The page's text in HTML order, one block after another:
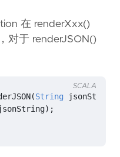
在 renderXxx()
对于 renderJSON()
(String jsonString
);
SCALA